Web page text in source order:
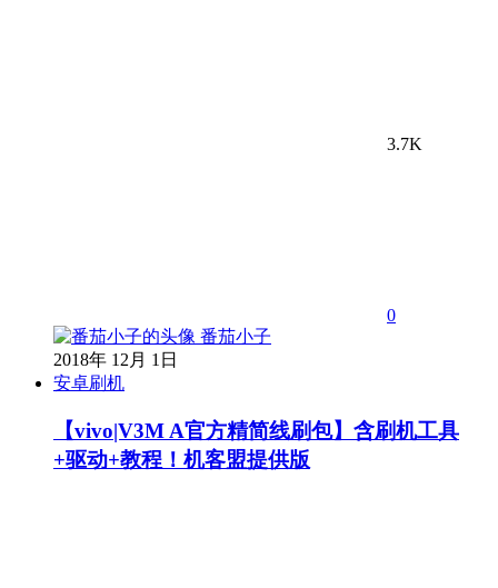
3.7K
0
番茄小子
2018年 12月 1日
安卓刷机
【vivo|V3M A官方精简线刷包】含刷机工具
+驱动+教程！机客盟提供版